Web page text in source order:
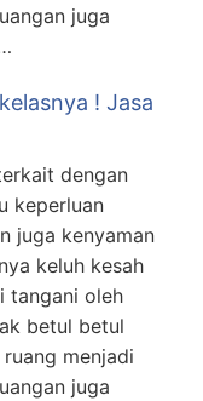
juga
! Jasa
dengan
keperluan
juga kenyaman
keluh kesah
tangani oleh
betul betul
menjadi
juga